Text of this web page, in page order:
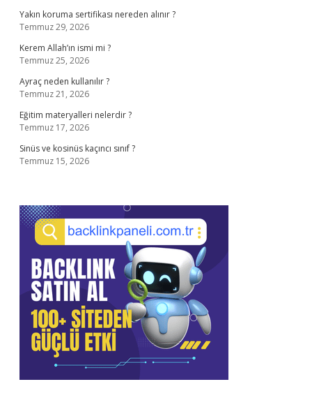
Yakın koruma sertifikası nereden alınır ?
Temmuz 29, 2026
Kerem Allah’ın ismi mi ?
Temmuz 25, 2026
Ayraç neden kullanılır ?
Temmuz 21, 2026
Eğitim materyalleri nelerdir ?
Temmuz 17, 2026
Sinüs ve kosinüs kaçıncı sınıf ?
Temmuz 15, 2026